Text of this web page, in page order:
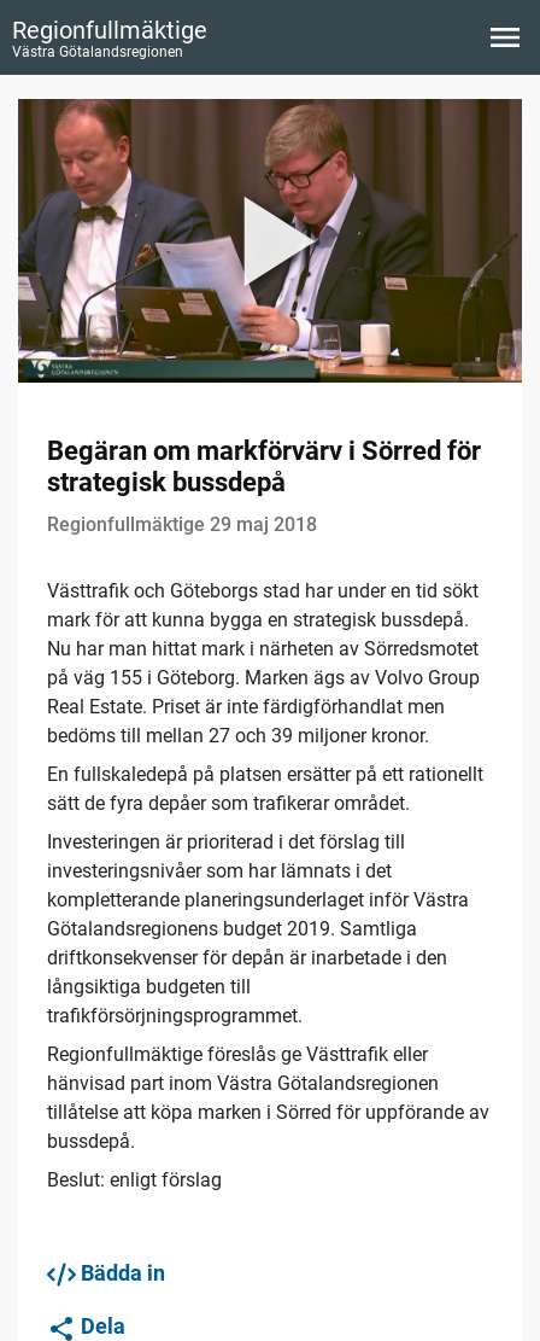
Regionfullmäktige
Västra Götalandsregionen
Begäran om markförvärv i Sörred för
strategisk bussdepå
Regionfullmäktige 29 maj 2018
Västtrafik och Göteborgs stad har under en tid sökt
mark för att kunna bygga en strategisk bussdepå.
Nu har man hittat mark i närheten av Sörredsmotet
på väg 155 i Göteborg. Marken ägs av Volvo Group
Real Estate. Priset är inte färdigförhandlat men
bedöms till mellan 27 och 39 miljoner kronor.
En fullskaledepå på platsen ersätter på ett rationellt
sätt de fyra depåer som trafikerar området.
Investeringen är prioriterad i det förslag till
investeringsnivåer som har lämnats i det
kompletterande planeringsunderlaget inför Västra
Götalandsregionens budget 2019. Samtliga
driftkonsekvenser för depån är inarbetade i den
långsiktiga budgeten till
trafikförsörjningsprogrammet.
Regionfullmäktige föreslås ge Västtrafik eller
hänvisad part inom Västra Götalandsregionen
tillåtelse att köpa marken i Sörred för uppförande av
bussdepå.
Beslut: enligt förslag
Bädda in
Dela